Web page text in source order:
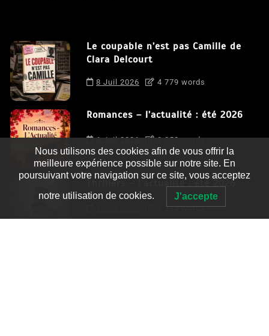
Le coupable n’est pas Camille de
Clara Delcourt
8 Juil 2026 4 779 words
Romances – l’actualité : été 2026
6 Juil 2026 3 052 words
Thrillers – l’actualité : été 2026
2 995 words
Nous utilisons des cookies afin de vous offrir la
meilleure expérience possible sur notre site. En
poursuivant votre navigation sur ce site, vous acceptez
notre utilisation de cookies. J'accepte